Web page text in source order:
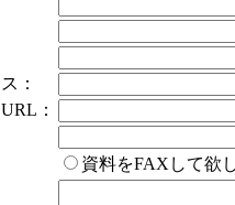
：
：
資料をFAXして